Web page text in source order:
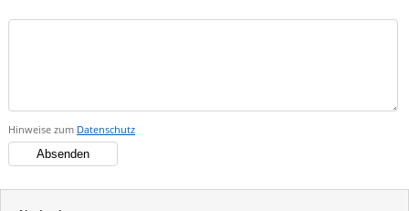
Hinweise zum Datenschutz